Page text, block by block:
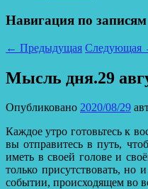
Навигация по записям
← Предыдущая Следующая
Мысль дня.29
Опубликовано 2020/08/29
Каждое утро готовьтесь к
вы отправитесь в путь,
иметь в своей голове и
только присутствовать, но
событии, происходящем во